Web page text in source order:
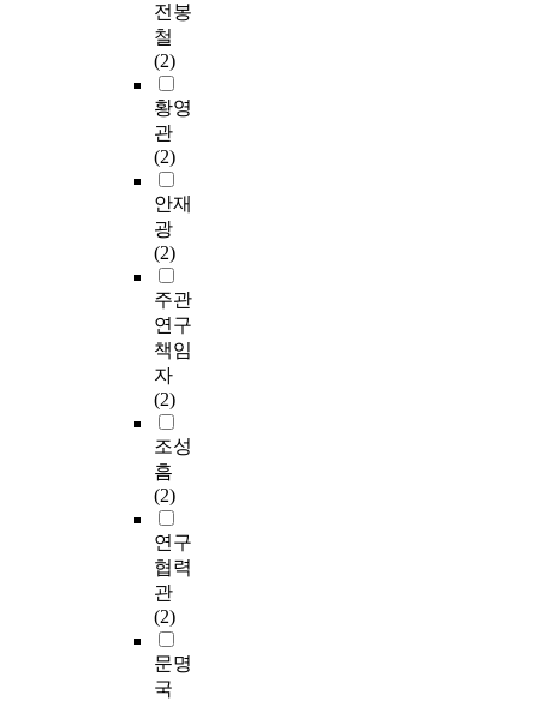
전봉
철
(2)
황영
관
(2)
안재
광
(2)
주관
연구
책임
자
(2)
조성
흠
(2)
연구
협력
관
(2)
문명
국